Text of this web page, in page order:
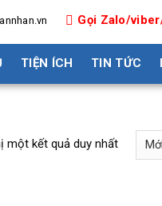
Gọi Zalo/
TIỆN ÍCH TIN TỨC
một kết quả duy nhất